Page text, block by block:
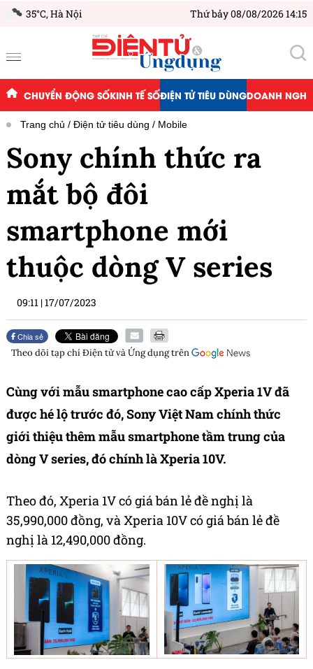
35°C,Hà Nội Thứ bảy 08/08/2026 14:15
CHUYỂN ĐỘNG SỐKINH TẾ SỐĐIỆN TỬ TIÊU DÙNGDOANH
Trang chủ Điện tử tiêu dùng Mobile
Sony chính thức ra
mắt bộ đôi
smartphone mới
thuộc dòng V series
09:11 |17/07/2023
Chia sẻ
Theo dõi tạp chíĐiện tử và Ứng dụngtrên
Cùng với mẫu smartphone cao cấp Xperia 1V đã
được hé lộ trước đó, Sony Việt Nam chính thức
giới thiệu thêm mẫu smartphone tầm trung của
dòng V series, đó chính là Xperia 10V.
Theo đó, Xperia 1V có giá bán lẻ đề nghị là
35,990,000 đồng, và Xperia 10V có giá bán lẻ đề
nghị là 12,490,000 đồng.